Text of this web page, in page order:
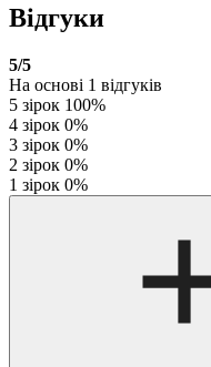
Відгуки
5/5
На основі 1 відгуків
5 зірок 100%
4 зірок 0%
3 зірок 0%
2 зірок 0%
1 зірок 0%